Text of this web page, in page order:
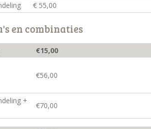
€ 55,00
en combinaties
€15,00
€56,00
+
€70,00